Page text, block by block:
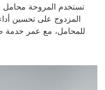
تستخدم المروحة محامل
المزدوج على تحسين
للمحامل، مع عمر خدمة